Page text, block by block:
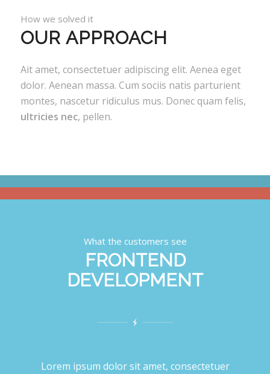
How we solved it
OUR APPROACH
Ait amet, consectetuer adipiscing elit. Aenea eget
dolor. Aenean massa. Cum sociis natis parturient
montes, nascetur ridiculus mus. Donec quam felis,
ultricies nec, pellen.
What the customers see
FRONTEND
DEVELOPMENT
Lorem ipsum dolor sit amet, consectetuer